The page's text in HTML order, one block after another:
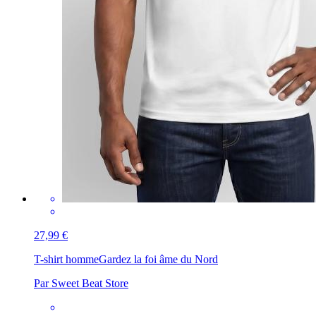
27,99 €
T-shirt hommeGardez la foi âme du Nord
Par Sweet Beat Store